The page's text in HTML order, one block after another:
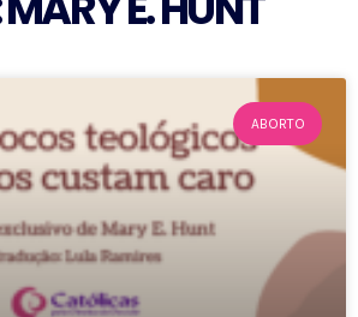
ABORTO